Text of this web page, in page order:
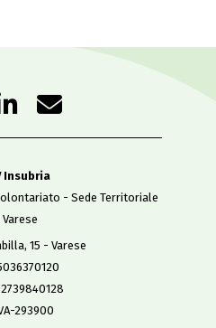
Insubria
- Sede Territoriale
Varese
15 - Varese
293900